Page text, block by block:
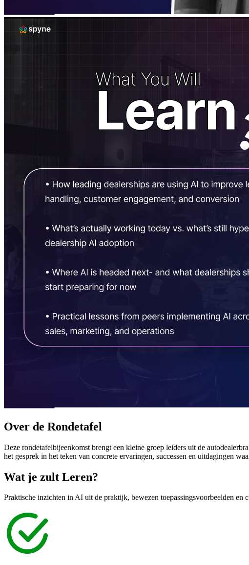
Over de Rondetafel
Deze rondetafelbijeenkomst brengt een kleine groep leiders uit de
het gesprek in het teken van concrete ervaringen, successen en uitdagingen
Wat je zult Leren?
Praktische inzichten in AI uit de praktijk, bewezen toepassingsvoorbeelden en